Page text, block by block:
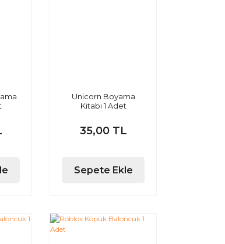
Unicorn Boyama
Kitabı 1 Adet
35,00 TL
Sepete Ekle